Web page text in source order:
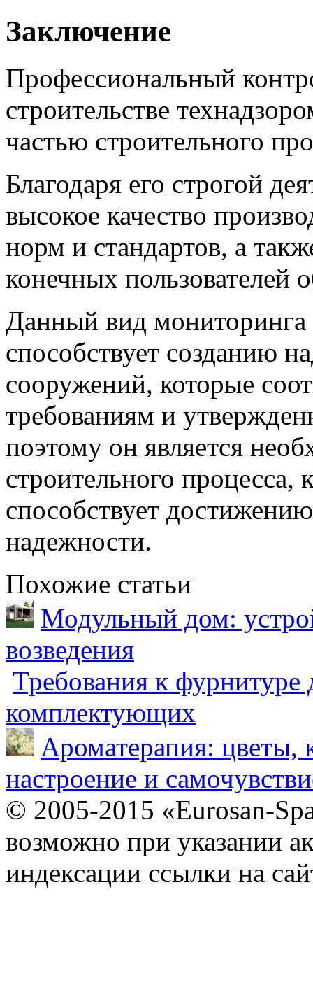
Заключение
Профессиональный
строительстве
частью строительного
Благодаря его строгой
высокое качество
норм и стандартов, а
конечных пользователей
Данный вид
способствует созданию
сооружений, которые
требованиям и
поэтому он является
строительного процесса,
способствует
надежности.
Похожие статьи
Модульный дом:
возведения
Требования к фурнитуре
комплектующих
Ароматерапия: цветы,
настроение и
© 2005-2015 «Eurosan-
возможно при указании
индексации ссылки на